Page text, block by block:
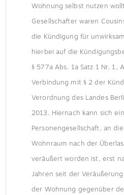
Wohnung selbst nutzen
Gesellschafter waren
die Kündigung für
hierbei auf die
§ 577a Abs. 1a Satz 1 Nr. 1,
Verbindung mit § 2 der
Verordnung des Landes
2013. Hiernach kann sich
Personengesellschaft, an
Wohnraum nach der
veräußert worden ist, erst
Jahren seit der
der Wohnung gegenüber